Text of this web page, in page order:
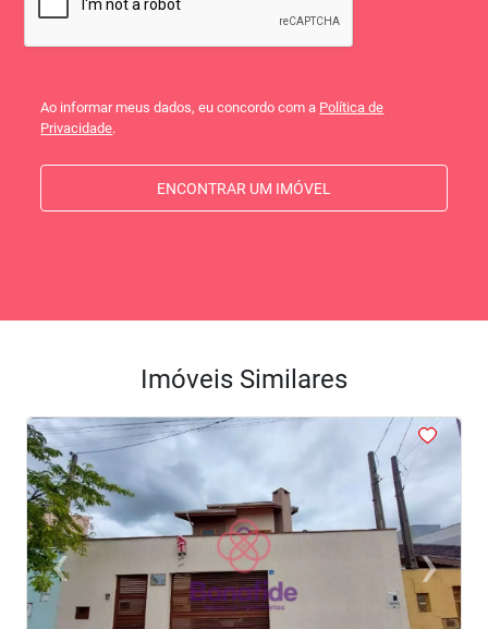
Ao informar meus dados, eu concordo com a Política de
Privacidade.
ENCONTRAR UM IMÓVEL
Imóveis Similares
<<<<
‹Previous ›Next